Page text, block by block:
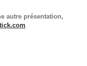
autre présentation,